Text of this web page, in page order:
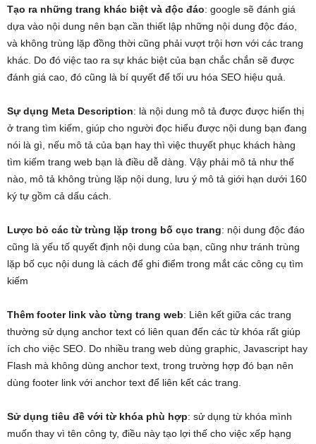
Tạo ra những trang khác biệt và độc đáo: google sẽ đánh giá
dựa vào nội dung nên bạn cần thiết lập những nội dung độc đáo,
và không trùng lặp đồng thời cũng phải vượt trội hơn với các trang
khác. Do đó việc tao ra sự khác biệt của bạn chắc chắn sẽ được
đánh giá cao, đó cũng là bí quyết để tối ưu hóa SEO hiệu quả.
Sự dụng Meta Description: là nội dung mô tả được được hiển thị
ở trang tìm kiếm, giúp cho người đọc hiểu được nội dung bạn đang
nói là gì, nếu mô tả của bạn hay thì việc thuyết phục khách hàng
tìm kiếm trang web bạn là điều dễ dàng. Vậy phải mô tả như thế
nào, mô tả không trùng lặp nội dung, lưu ý mô tả giới hạn dưới 160
ký tự gồm cả dấu cách.
Lược bỏ các từ trùng lặp trong bố cục trang: nội dung độc đáo
cũng là yếu tố quyết định nội dung của bạn, cũng như tránh trùng
lặp bố cục nội dung là cách để ghi điểm trong mắt các công cụ tìm
kiếm
Thêm footer link vào từng trang web: Liên kết giữa các trang
thường sử dụng anchor text có liên quan đến các từ khóa rất giúp
ích cho việc SEO. Do nhiều trang web dùng graphic, Javascript hay
Flash mà không dùng anchor text, trong trường hợp đó bạn nên
dùng footer link với anchor text để liên kết các trang.
Sử dụng tiêu đề với từ khóa phù hợp: sử dụng từ khóa mình
muốn thay vì tên công ty, điều này tạo lợi thế cho việc xếp hạng